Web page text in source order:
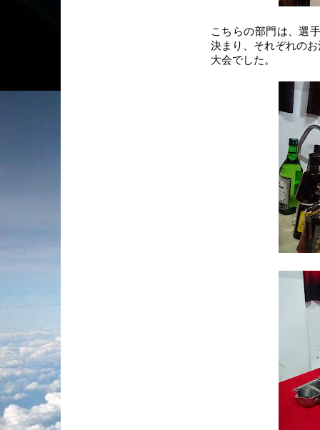
こちらの部門は、選
決まり、それぞれの
大会でした。